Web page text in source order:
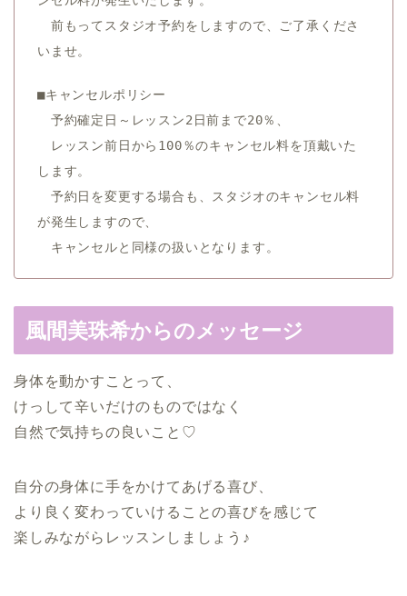
前もってスタジオ予約をしますので、ご了承くださ
いませ。
■キャンセルポリシー
予約確定日～レッスン2日前まで20％、
レッスン前日から100％のキャンセル料を頂戴いた
します。
予約日を変更する場合も、スタジオのキャンセル料
が発生しますので、
キャンセルと同様の扱いとなります。
風間美珠希からのメッセージ
身体を動かすことって、
けっして辛いだけのものではなく
自然で気持ちの良いこと♡
自分の身体に手をかけてあげる喜び、
より良く変わっていけることの喜びを感じて
楽しみながらレッスンしましょう♪